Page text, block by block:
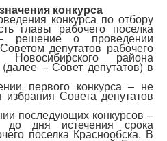
конкурса
конкурса по отбору
главы рабочего поселка
решение о проведении
депутатов рабочего
Новосибирского района
– Совет депутатов) в
первого конкурса – не
Совета депутатов
последующих конкурсов –
дня истечения срока
поселка Краснообска. В